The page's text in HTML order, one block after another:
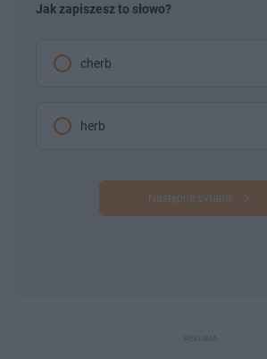
Jak zapiszesz to słowo?
cherb
herb
Następne pytanie